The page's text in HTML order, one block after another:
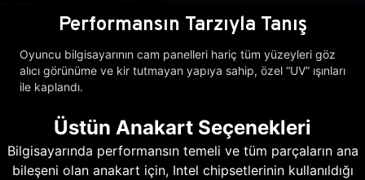
Performansın Tarzıyla Tanış
Oyuncu bilgisayarının cam panelleri hariç tüm yüzeyleri göz
alıcı görünüme ve kir tutmayan yapıya sahip, özel “UV” ışınları
ile kaplandı.
Üstün Anakart Seçenekleri
Bilgisayarında performansın temeli ve tüm parçaların ana
bileşeni olan anakart için, Intel chipsetlerinin kullanıldığı